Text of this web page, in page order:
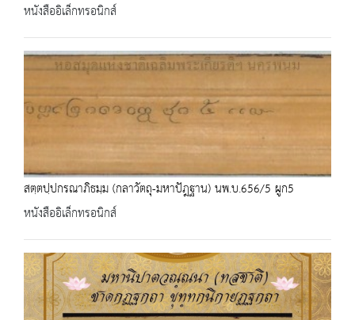
หนังสืออิเล็กทรอนิกส์
สตฺตปฺปกรณาภิธมฺม (กลาวัตถุ-มหาปัฎฐาน) นพ.บ.656/5 ผูก5
หนังสืออิเล็กทรอนิกส์